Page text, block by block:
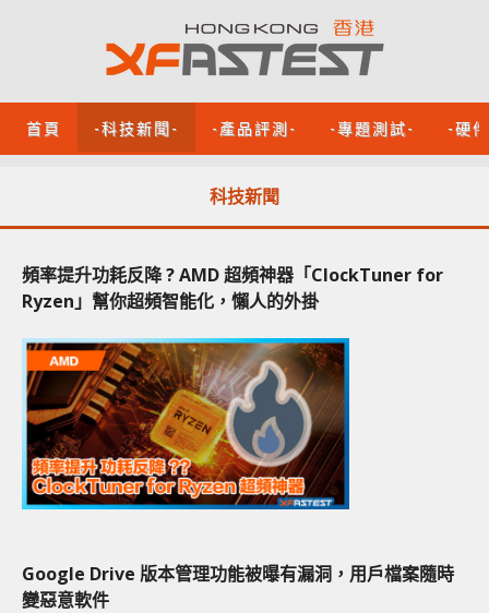
首頁 -科技新聞- -產品評測- -專題測試- -硬
科技新聞
頻率提升功耗反降 ? AMD 超頻神器「ClockTuner for
Ryzen」幫你超頻智能化，懶人的外掛
Google Drive 版本管理功能被曝有漏洞，用戶檔案隨時
變惡意軟件